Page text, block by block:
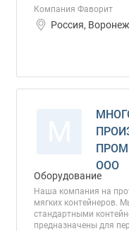
Компания Фаворит
Россия,
ООО
Оборудование
Наша компания на
мягких контейнеров.
стандартными
предназначены для